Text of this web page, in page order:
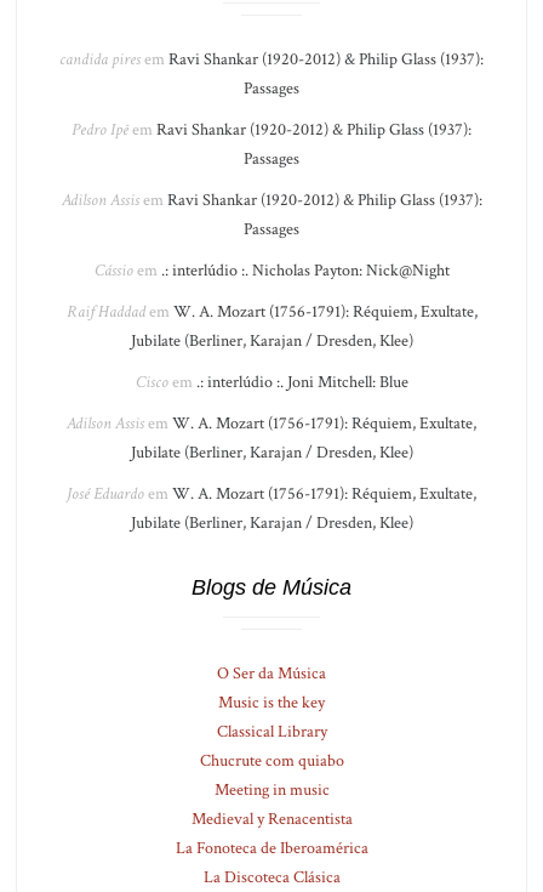
candida piresem Ravi Shankar (1920-2012) & Philip Glass (1937):
Passages
Pedro Ipêem Ravi Shankar (1920-2012) & Philip Glass (1937):
Passages
Adilson Assisem Ravi Shankar (1920-2012) & Philip Glass (1937):
Passages
Cássioem .: interlúdio :. Nicholas Payton: Nick@Night
Raif Haddadem W. A. Mozart (1756-1791): Réquiem, Exultate,
Jubilate (Berliner, Karajan / Dresden, Klee)
Ciscoem .: interlúdio :. Joni Mitchell: Blue
Adilson Assisem W. A. Mozart (1756-1791): Réquiem, Exultate,
Jubilate (Berliner, Karajan / Dresden, Klee)
José Eduardoem W. A. Mozart (1756-1791): Réquiem, Exultate,
Jubilate (Berliner, Karajan / Dresden, Klee)
Blogs de Música
O Ser da Música
Music is the key
Classical Library
Chucrute com quiabo
Meeting in music
Medieval y Renacentista
La Fonoteca de Iberoamérica
La Discoteca Clásica